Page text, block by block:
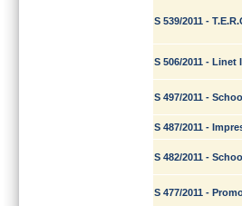
S 539/2011 -
S 506/2011 - Linet
S 497/2011 -
S 487/2011 -
S 482/2011 -
S 477/2011 -